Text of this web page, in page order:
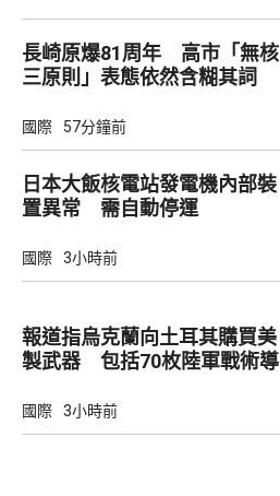
長崎原爆81周年 高市「無核
三原則」表態依然含糊其詞
國際 57分鐘前
日本大飯核電站發電機內部裝
置異常 需自動停運
國際 3小時前
報道指烏克蘭向土耳其購買美
製武器 包括70枚陸軍戰術導
國際 3小時前